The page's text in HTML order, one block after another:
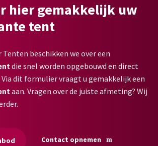
hier gemakkelijk uw
tent
Tenten beschikken we over een
die snel worden opgebouwd en direct
dit formulier vraagt u gemakkelijk een
aan. Vragen over de juiste afmeting? Wij
Contact opnemen